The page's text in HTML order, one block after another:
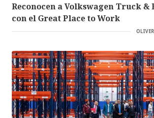
Reconocen a Volkswagen Truck &
con el Great Place to Work